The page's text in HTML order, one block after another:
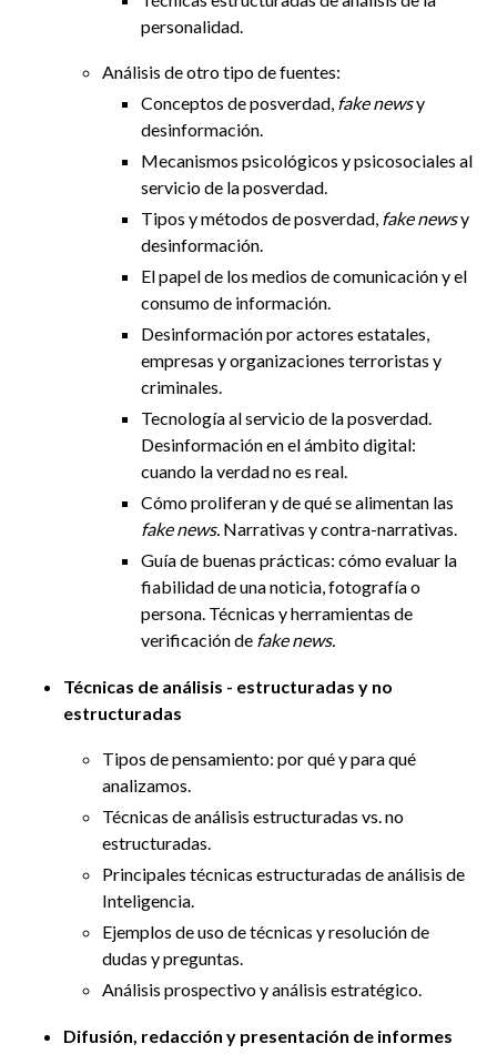
personalidad.
Análisis de otro tipo de fuentes:
Conceptos de posverdad, fake newsy
desinformación.
Mecanismos psicológicos y psicosociales al
servicio de la posverdad.
Tipos y métodos de posverdad, fake newsy
desinformación.
El papel de los medios de comunicación y el
consumo de información.
Desinformación por actores estatales,
empresas y organizaciones terroristas y
criminales.
Tecnología al servicio de la posverdad.
Desinformación en el ámbito digital:
cuando la verdad no es real.
Cómo proliferan y de qué se alimentan las
fake news. Narrativas y contra-narrativas.
Guía de buenas prácticas: cómo evaluar la
fiabilidad de una noticia, fotografía o
persona. Técnicas y herramientas de
verificación de fake news.
Técnicas de análisis - estructuradas y no
estructuradas
Tipos de pensamiento: por qué y para qué
analizamos.
Técnicas de análisis estructuradas vs. no
estructuradas.
Principales técnicas estructuradas de análisis de
Inteligencia.
Ejemplos de uso de técnicas y resolución de
dudas y preguntas.
Análisis prospectivo y análisis estratégico.
Difusión, redacción y presentación de informes